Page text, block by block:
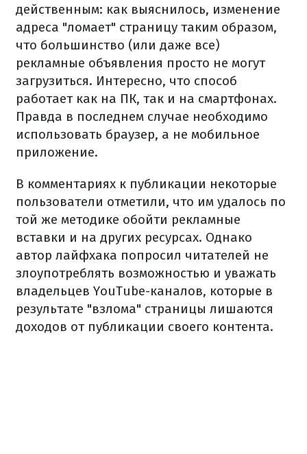
действенным: как выяснилось, изменение
адреса "ломает" страницу таким образом,
что большинство (или даже все)
рекламные объявления просто не могут
загрузиться. Интересно, что способ
работает как на ПК, так и на смартфонах.
Правда в последнем случае необходимо
использовать браузер, а не мобильное
приложение.
В комментариях к публикации некоторые
пользователи отметили, что им удалось по
той же методике обойти рекламные
вставки и на других ресурсах. Однако
автор лайфхака попросил читателей не
злоупотреблять возможностью и уважать
владельцев YouTube-каналов, которые в
результате "взлома" страницы лишаются
доходов от публикации своего контента.